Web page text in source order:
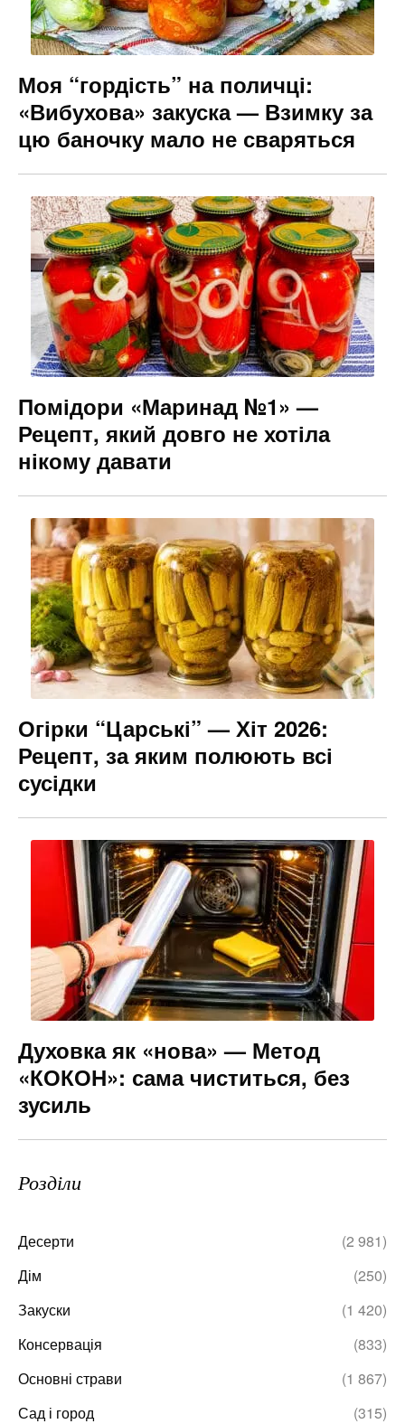
Моя “гордість” на поличці:
«Вибухова» закуска — Взимку за
цю баночку мало не сваряться
Помідори «Маринад №1» —
Рецепт, який довго не хотіла
нікому давати
Огірки “Царські” — Хіт 2026:
Рецепт, за яким полюють всі
сусідки
Духовка як «нова» — Метод
«КОКОН»: сама чиститься, без
зусиль
Розділи
Десерти
(2 981)
Дім
(250)
Закуски
(1 420)
Консервація
(833)
Основні страви
(1 867)
Сад і город
(315)